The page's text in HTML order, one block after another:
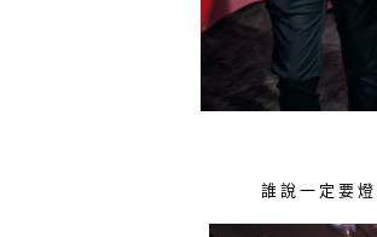
誰說一定要